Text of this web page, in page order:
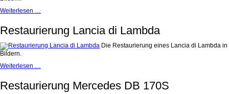
Weiterlesen …
Restaurierung Lancia di Lambda
Die Restaurierung eines Lancia di Lambda in
Bildern.
Weiterlesen …
Lambda
Restaurierung Mercedes DB 170S